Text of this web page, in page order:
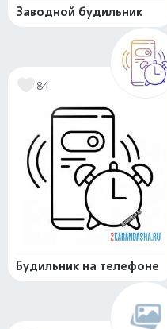
Заводной будильник
84
Будильник на телефоне